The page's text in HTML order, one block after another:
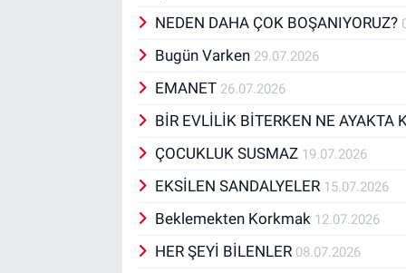
verdim; sahada aktif olarak
hâlihazırda her çarşamba
aracılığıyla sizlerle
Sabırsızlıkla, yazılarımda
Uzman Aile Danışmanı &
NEDEN DAHA ÇOK BOŞANIYORUZ?
Bugün Varken 29.07.2026
EMANET 26.07.2026
BİR EVLİLİK BİTERKEN NE AYAKTA
ÇOCUKLUK SUSMAZ 19.07.2026
EKSİLEN SANDALYELER 15.07.2026
Beklemekten Korkmak 12.07.2026
HER ŞEYİ BİLENLER 08.07.2026